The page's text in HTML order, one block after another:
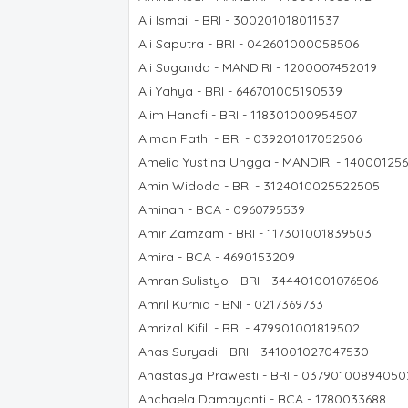
Ali Ismail - BRI - 300201018011537
Ali Saputra - BRI - 042601000058506
Ali Suganda - MANDIRI - 1200007452019
Ali Yahya - BRI - 646701005190539
Alim Hanafi - BRI - 118301000954507
Alman Fathi - BRI - 039201017052506
Amelia Yustina Ungga - MANDIRI -
Amin Widodo - BRI - 3124010025522505
Aminah - BCA - 0960795539
Amir Zamzam - BRI - 117301001839503
Amira - BCA - 4690153209
Amran Sulistyo - BRI - 344401001076506
Amril Kurnia - BNI - 0217369733
Amrizal Kifili - BRI - 479901001819502
Anas Suryadi - BRI - 341001027047530
Anastasya Prawesti - BRI -
Anchaela Damayanti - BCA - 1780033688